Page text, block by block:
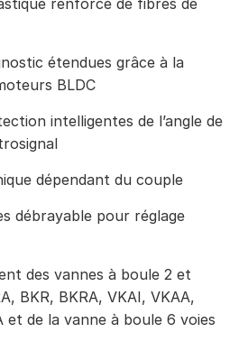
étendues grâce à la
BLDC
intelligentes de l’angle de
dépendant du couple
débrayable pour réglage
des vannes à boule 2 et
BKR, BKRA, VKAI, VKAA,
et de la vanne à boule 6 voies